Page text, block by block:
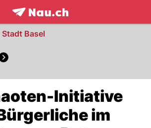
frontpage.NAU.ch
Stadt Basel
Initiative
im